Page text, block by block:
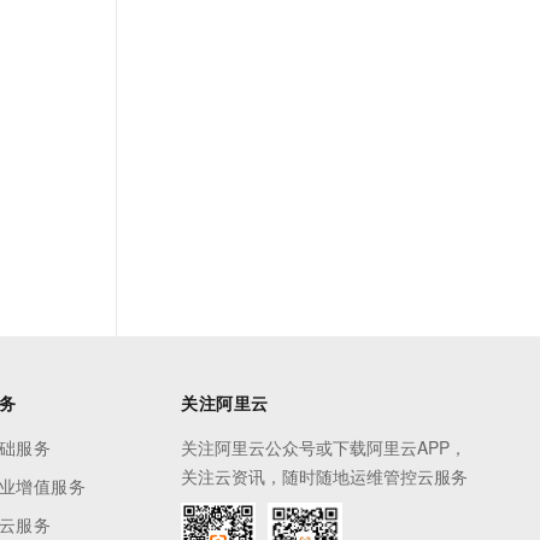
服务
增值服务
服务
关注阿里云
关注阿里云公众号或下载阿里云APP，
关注云资讯，随时随地运维管控云服务